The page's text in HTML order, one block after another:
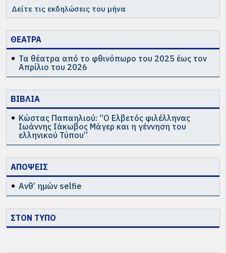
Δείτε τις εκδηλώσεις του μήνα
ΘΕΑΤΡΑ
Τα θέατρα από το φθινόπωρο του 2025 έως τον
Απρίλιο του 2026
ΒΙΒΛΙΑ
Κώστας Παπαηλιού: “Ο Ελβετός φιλέλληνας
Ιωάννης Ιάκωβος Μάγερ και η γέννηση του
ελληνικού Τύπου”
ΑΠΟΨΕΙΣ
Ανθ’ ημών selfie
ΣΤΟΝ ΤΥΠΟ